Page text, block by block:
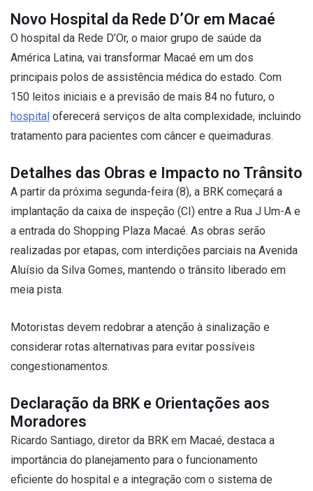
Novo Hospital da Rede D’Or em Macaé
O hospital da Rede D’Or, o maior grupo de saúde da
América Latina, vai transformar Macaé em um dos
principais polos de assistência médica do estado. Com
150 leitos iniciais e a previsão de mais 84 no futuro, o
hospital oferecerá serviços de alta complexidade, incluindo
tratamento para pacientes com câncer e queimaduras.
Detalhes das Obras e Impacto no Trânsito
A partir da próxima segunda-feira (8), a BRK começará a
implantação da caixa de inspeção (CI) entre a Rua J Um-A e
a entrada do Shopping Plaza Macaé. As obras serão
realizadas por etapas, com interdições parciais na Avenida
Aluísio da Silva Gomes, mantendo o trânsito liberado em
meia pista.
Motoristas devem redobrar a atenção à sinalização e
considerar rotas alternativas para evitar possíveis
congestionamentos.
Declaração da BRK e Orientações aos
Moradores
Ricardo Santiago, diretor da BRK em Macaé, destaca a
importância do planejamento para o funcionamento
eficiente do hospital e a integração com o sistema de